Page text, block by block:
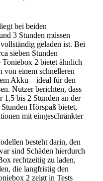
bei beiden
3 Stunden müssen
geladen ist. Bei
sieben Stunden
2 bietet ähnlich
von einem schnelleren
Akku – ideal für den
Nutzer berichten, dass
1,5 bis 2 Stunden an der
Hörspaß bietet,
mit eingeschränkter
besteht darin, den
sind Schäden hierdurch
rechtzeitig zu laden,
die langfristig den
2 zeigt in Tests